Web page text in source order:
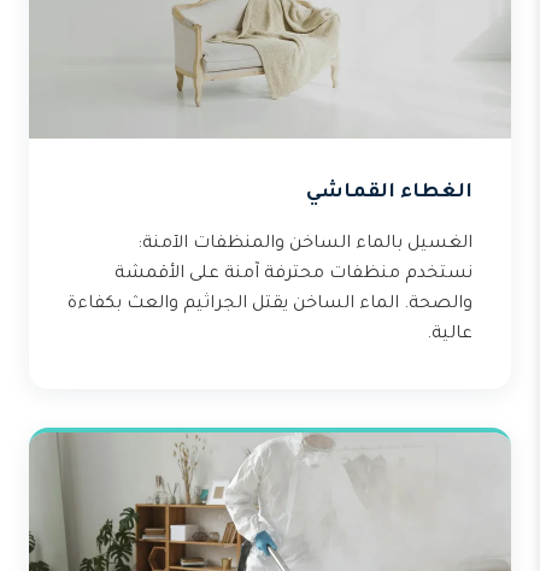
الغطاء القماشي
الغسيل بالماء الساخن والمنظفات الآمنة:
نستخدم منظفات محترفة آمنة على الأقمشة
والصحة. الماء الساخن يقتل الجراثيم والعث بكفاءة
عالية.